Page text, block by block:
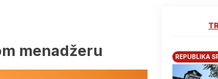
menadžeru REPUBLIKA